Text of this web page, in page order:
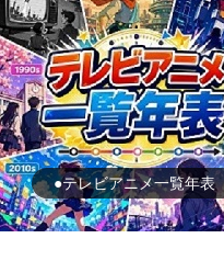
●ゲーム一覧年表